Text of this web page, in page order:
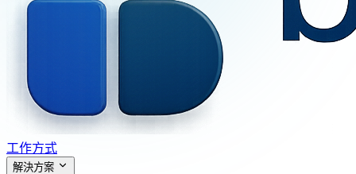
工作方式
解決方案